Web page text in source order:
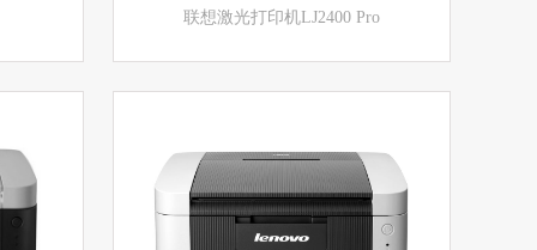
联想激光打印机LJ2400 Pro